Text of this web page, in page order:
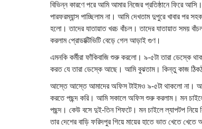
বিভিন্ন কারণে পরে আমি আমার নিজের প্রতিষ্ঠানে ফিরে
পারফরম্যান্স পাচ্ছিলাম না। আমি দেখতাম দুপুরে খাবার পর
হলো। তাদের যাতায়াত খরচ বাঁচল। তাদের যাতায়াত সময়
করলাম প্রোডাক্টিভিটি বেড়ে গেল আড়াই গুণ।
এমনকি কর্মীরা ফাঁকিবাজি শুরু করলো। ৯-৫টা তারা ডেস্কে
করত যে তারা ডেস্কে আছে। আমি বুঝতাম। কিন্তু কাজ
আস্তে আস্তে আমাদের অফিস টাইমও ৯-৫টা থাকলো না।
করতে পছন্দ করি। আমি সকালে অফিস শুরু করলাম। মন
পছন্দ। কেউ বসে দুই-তিন শিফটে। মন চাইলে ল্যাপটপ
তার দেশের বাড়ি ফরিদপুর গিয়ে মায়ের হাতে ভাত খেতে